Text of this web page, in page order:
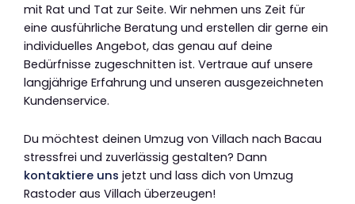
mit Rat und Tat zur Seite. Wir nehmen uns Zeit für
eine ausführliche Beratung und erstellen dir gerne ein
individuelles Angebot, das genau auf deine
Bedürfnisse zugeschnitten ist. Vertraue auf unsere
langjährige Erfahrung und unseren ausgezeichneten
Kundenservice.
Du möchtest deinen Umzug von Villach nach Bacau
stressfrei und zuverlässig gestalten? Dann
kontaktiere uns jetzt und lass dich von Umzug
Rastoder aus Villach überzeugen!